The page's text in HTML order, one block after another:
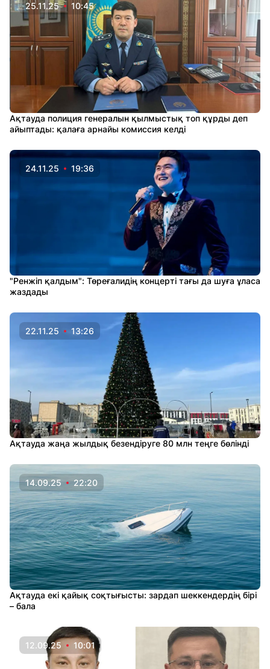
25.11.25 10:45
Ақтауда полиция генералын қылмыстық топ құрды деп
айыптады: қалаға арнайы комиссия келді
24.11.25 19:36
"Ренжіп қалдым": Төреғалидің концерті тағы да шуға ұласа
жаздады
22.11.25 13:26
Ақтауда жаңа жылдық безендіруге 80 млн теңге бөлінді
14.09.25 22:20
Ақтауда екі қайық соқтығысты: зардап шеккендердің бірі
– бала
12.09.25 10:01